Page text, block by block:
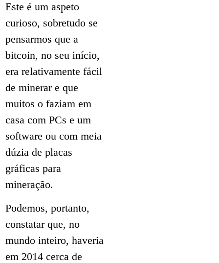
Este é um aspeto
curioso, sobretudo se
pensarmos que a
bitcoin, no seu início,
era relativamente fácil
de minerar e que
muitos o faziam em
casa com PCs e um
software ou com meia
dúzia de placas
gráficas para
mineração.
Podemos, portanto,
constatar que, no
mundo inteiro, haveria
em 2014 cerca de